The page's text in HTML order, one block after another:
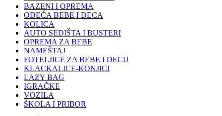
BAZENI I OPREMA
ODEĆA BEBE I DECA
KOLICA
AUTO SEDIŠTA I BUSTERI
OPREMA ZA BEBE
NAMEŠTAJ
FOTELJICE ZA BEBE I DECU
KLACKALICE-KONJICI
LAZY BAG
IGRAČKE
VOZILA
ŠKOLA I PRIBOR